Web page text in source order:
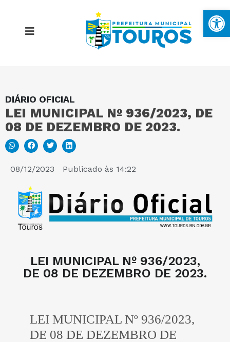
DIÁRIO OFICIAL
LEI MUNICIPAL Nº 936/2023, DE
08 DE DEZEMBRO DE 2023.
08/12/2023 Publicado às 14:22
LEI MUNICIPAL Nº 936/2023,
DE 08 DE DEZEMBRO DE 2023.
LEI MUNICIPAL Nº 936/2023,
DE 08 DE DEZEMBRO DE
MAPA DO SITE
PORTAL DA TRANSPARÊNCIA
E-SIC
PERGUNTAS FREQUENTES